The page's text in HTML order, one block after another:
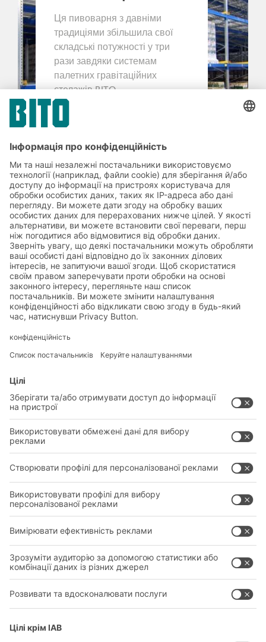
Ця пивоварня з давніми
традиціями збільшила свої
складські потужності у три
рази завдяки системам
палетних гравітаційних
стелажів BITO.
НАШІ РІШЕННЯ
Ми змогли переконати Вас?
Тоді будемо раді Вашому запиту:
+380 67 395 32 62
ВІДІСЛАТИ ЗАПИТ
РІШЕННЯ
СИСТЕМИ
ГАЛУЗІ
ОБСЛУГОВУВАННЯ
КОНСУЛЬТАЦІЇ ТА ПОСЛУГИ
ПРАВОВИЙ
ПОЛІТИКА КОНФІДЕНЦІЙНОСТІ
КОНТАКТИ ГОЛОВНОГО ОФІСУ
НАЛАШТУВАННЯ ПРИВАТНОСТІ